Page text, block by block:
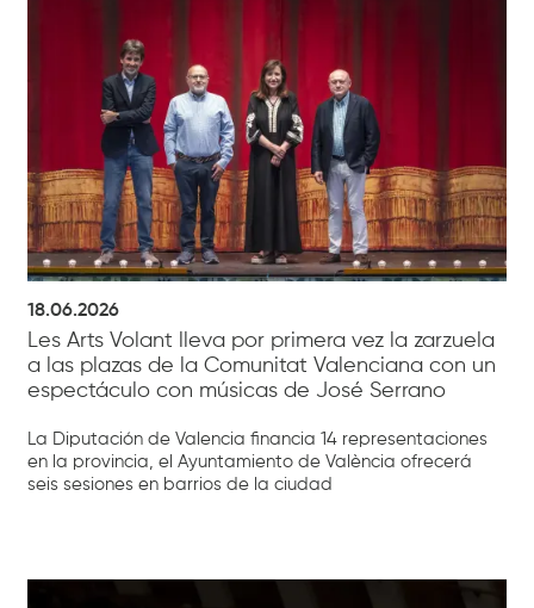
18.06.2026
Les Arts Volant lleva por primera vez la zarzuela
a las plazas de la Comunitat Valenciana con un
espectáculo con músicas de José Serrano
La Diputación de Valencia financia 14 representaciones
en la provincia, el Ayuntamiento de València ofrecerá
seis sesiones en barrios de la ciudad